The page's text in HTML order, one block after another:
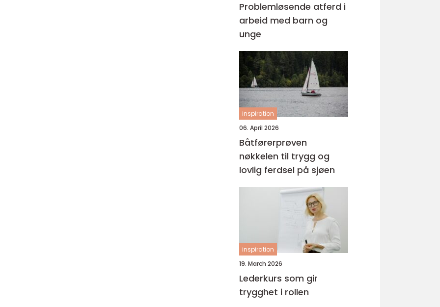
Problemløsende atferd i
arbeid med barn og
unge
inspiration
06. April 2026
Båtførerprøven
nøkkelen til trygg og
lovlig ferdsel på sjøen
inspiration
19. March 2026
Lederkurs som gir
trygghet i rollen